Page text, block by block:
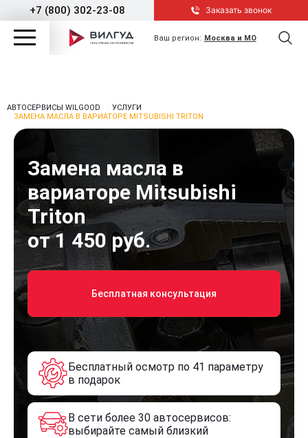
+7 (800) 302-23-08 Заказать звонок
Ваш регион: Москва и МО
АВТОСЕРВИСЫ WILGOOD
УСЛУГИ
ЗАМЕНА МАСЛА В ВАРИАТОРЕ MITSUBISHI TRITON
Замена масла в
вариаторе Mitsubishi
Triton
от 1 450 руб.
Бесплатная консультация
Бесплатный осмотр по 41 параметру
в подарок
В сети более 30 автосервисов:
выбирайте самый близкий